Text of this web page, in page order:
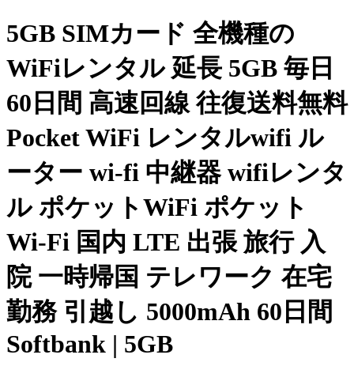
5GB SIMカード 全機種の
WiFiレンタル 延長 5GB 毎日
60日間 高速回線 往復送料無料
Pocket WiFi レンタルwifi ル
ーター wi-fi 中継器 wifiレンタ
ル ポケットWiFi ポケット
Wi-Fi 国内 LTE 出張 旅行 入
院 一時帰国 テレワーク 在宅
勤務 引越し 5000mAh 60日間
Softbank | 5GB